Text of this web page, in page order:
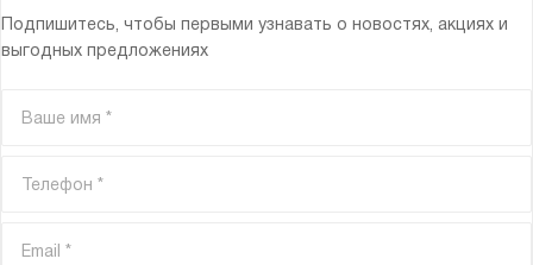
Подпишитесь, чтобы первыми узнавать о новостях, акциях и
выгодных предложениях